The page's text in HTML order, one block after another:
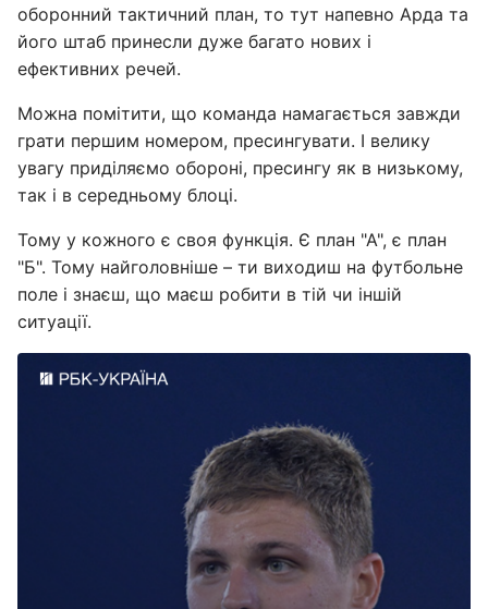
оборонний тактичний план, то тут напевно Арда та
його штаб принесли дуже багато нових і
ефективних речей.
Можна помітити, що команда намагається завжди
грати першим номером, пресингувати. І велику
увагу приділяємо обороні, пресингу як в низькому,
так і в середньому блоці.
Тому у кожного є своя функція. Є план "А", є план
"Б". Тому найголовніше – ти виходиш на футбольне
поле і знаєш, що маєш робити в тій чи іншій
ситуації.